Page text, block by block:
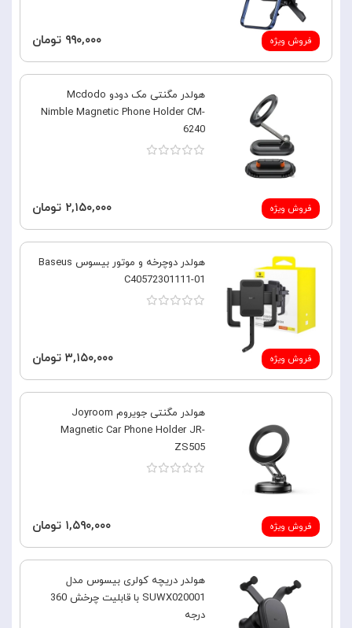
فروش ویژه ۹۹۰,۰۰۰ تومان
فروش ویژه
هولدر مگنتی مک دودو Mcdodo
Nimble Magnetic Phone Holder CM-
6240
۲,۱۵۰,۰۰۰ تومان
فروش ویژه
هولدر دوچرخه و موتور بیسوس Baseus
C40572301111-01
۳,۱۵۰,۰۰۰ تومان
فروش ویژه
هولدر مگنتی جویروم Joyroom
Magnetic Car Phone Holder JR-
ZS505
۱,۵۹۰,۰۰۰ تومان
هولدر دریچه کولری بیسوس مدل
SUWX020001 با قابلیت چرخش 360
درجه